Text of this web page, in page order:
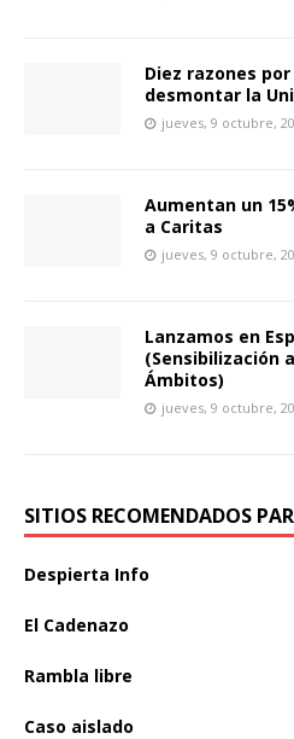
Diez razones
desmontar la
jueves, 9 octubre,
Aumentan un
a Caritas
jueves, 9 octubre,
Lanzamos en
(Sensibilización
Ámbitos)
jueves, 9 octubre,
SITIOS RECOMENDADOS
Despierta Info
El Cadenazo
Rambla libre
Caso aislado